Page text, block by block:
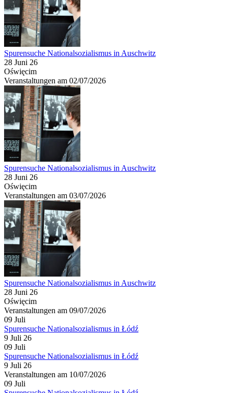
Spurensuche Nationalsozialismus in Auschwitz
28 Juni 26
Oświęcim
Veranstaltungen am 02/07/2026
Spurensuche Nationalsozialismus in Auschwitz
28 Juni 26
Oświęcim
Veranstaltungen am 03/07/2026
Spurensuche Nationalsozialismus in Auschwitz
28 Juni 26
Oświęcim
Veranstaltungen am 09/07/2026
09 Juli
Spurensuche Nationalsozialismus in Łódź
9 Juli 26
09 Juli
Spurensuche Nationalsozialismus in Łódź
9 Juli 26
Veranstaltungen am 10/07/2026
09 Juli